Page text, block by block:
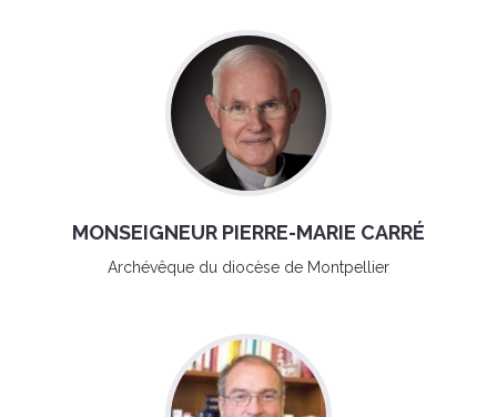
MONSEIGNEUR PIERRE-MARIE CARRÉ
Archévêque du diocèse de Montpellier